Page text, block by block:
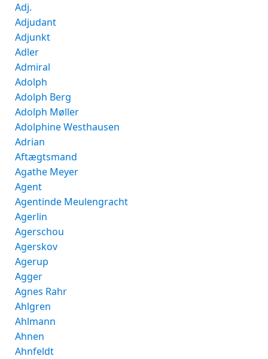
Adj.
Adjudant
Adjunkt
Adler
Admiral
Adolph
Adolph Berg
Adolph Møller
Adolphine Westhausen
Adrian
Aftægtsmand
Agathe Meyer
Agent
Agentinde Meulengracht
Agerlin
Agerschou
Agerskov
Agerup
Agger
Agnes Rahr
Ahlgren
Ahlmann
Ahnen
Ahnfeldt